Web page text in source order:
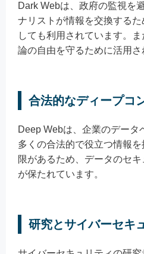
Dark Webは、政府の監視を
ナリストが情報を交換する
しても利用されています。
論の自由を守るために活用さ
合法的なディープコ
Deep Webは、企業のデータ
多くの合法的で役立つ情報
限があるため、データのセ
が保たれています。
研究とサイバーセキ